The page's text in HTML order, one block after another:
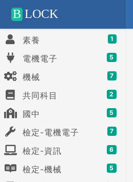
Positive SSL
B LOCK
素養 1
電機電子 5
機械 7
共同科目 2
國中 5
檢定-電機電子 7
檢定-資訊 6
檢定-機械 5